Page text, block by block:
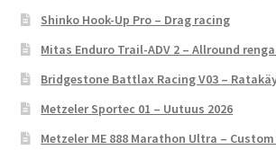
Shinko Hook-Up Pro – Drag racing
Mitas Enduro Trail-ADV 2 – Allround
Bridgestone Battlax Racing V03 –
Metzeler Sportec 01 – Uutuus 2026
Metzeler ME 888 Marathon Ultra –